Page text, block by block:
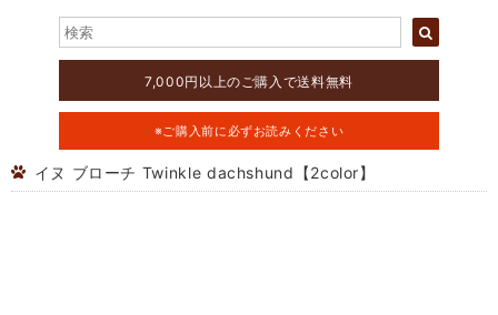
7,000円以上のご購入で送料無料
※ご購入前に必ずお読みください
イヌ ブローチ Twinkle dachshund【2color】